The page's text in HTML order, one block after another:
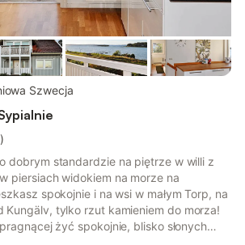
Szwecja
)
dobrym standardzie na piętrze w willi z
piersiach widokiem na morze na
spokojnie i na wsi w małym Torp, na
Kungälv, tylko rzut kamieniem do morza!
żyć spokojnie, blisko słonych